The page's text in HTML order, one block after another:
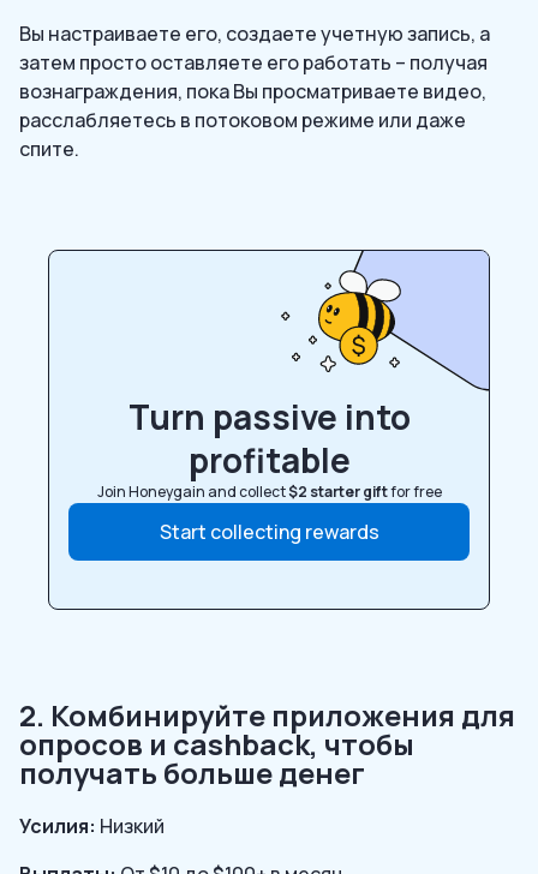
Вы настраиваете его, создаете учетную запись, а
затем просто оставляете его работать – получая
вознаграждения, пока Вы просматриваете видео,
расслабляетесь в потоковом режиме или даже
спите.
Turn passive into
profitable
Join Honeygain and collect$2 starter giftfor free
Start collecting rewards
2. Комбинируйте приложения для
опросов и cashback, чтобы
получать больше денег
Усилия: Низкий